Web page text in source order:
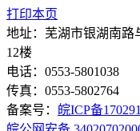
打印本页
地址：芜湖市银湖南路
12楼
电话：0553-5801038
传真：0553-5802764
备案号： 皖ICP备